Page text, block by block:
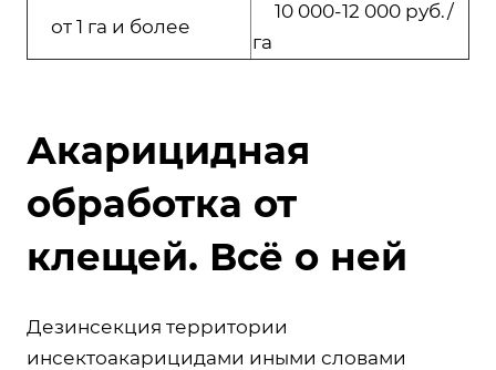
от 1 га и более
10 000-12 000 руб./
га
Акарицидная
обработка от
клещей. Всё о ней
Дезинсекция территории
инсектоакарицидами иными словами